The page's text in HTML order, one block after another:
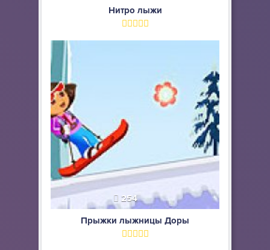
Нитро лыжи
254
Прыжки лыжницы Доры